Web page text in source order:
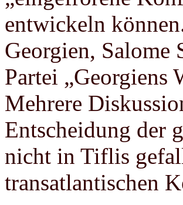
entwickeln
Georgien, Salome
Partei „Georgiens
Mehrere
Entscheidung der
nicht in Tiflis
transatlantischen